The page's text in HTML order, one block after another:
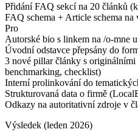
Přidání FAQ sekcí na 20 článků
FAQ schema + Article schema
Pro
Autorské bio s linkem na /o-mne
Úvodní odstavce přepsány do
3 nové pillar články s originálními
benchmarking, checklist)
Interní prolinkování do
Strukturovaná data o firmě
Odkazy na autoritativní zdroje v
Výsledek (leden 2026)